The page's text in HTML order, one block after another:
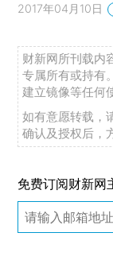
2017年04月10日
财新网所刊载内
专属所有或持有
建立镜像等任何
如有意愿转载，
确认及授权后，
免费订阅财新网